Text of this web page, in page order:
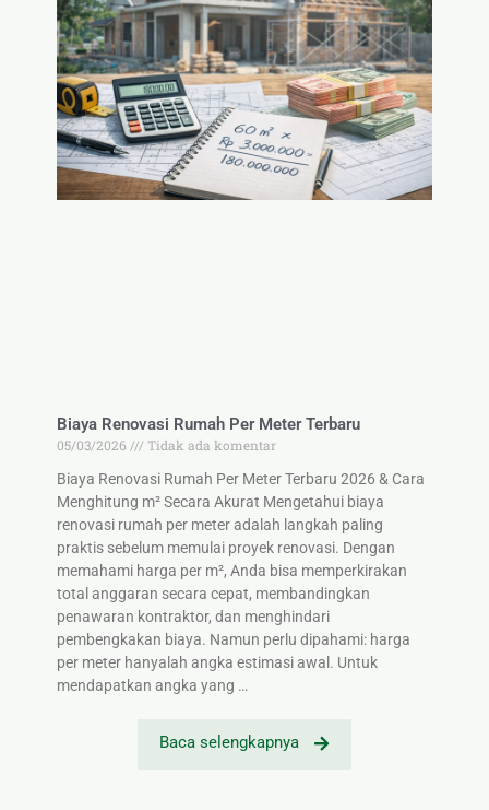
Biaya Renovasi Rumah Per Meter Terbaru
05/03/2026
Tidak ada komentar
Biaya Renovasi Rumah Per Meter Terbaru 2026 & Cara
Menghitung m² Secara Akurat Mengetahui biaya
renovasi rumah per meter adalah langkah paling
praktis sebelum memulai proyek renovasi. Dengan
memahami harga per m², Anda bisa memperkirakan
total anggaran secara cepat, membandingkan
penawaran kontraktor, dan menghindari
pembengkakan biaya. Namun perlu dipahami: harga
per meter hanyalah angka estimasi awal. Untuk
mendapatkan angka yang …
Baca selengkapnya